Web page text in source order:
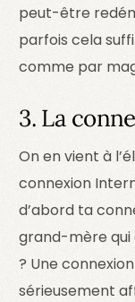
peut-être
parfois cela
comme par
3. La
On en vient à
connexion
d’abord ta
grand-mère qui
? Une
sérieusement